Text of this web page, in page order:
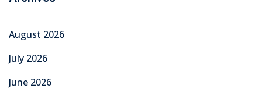
August 2026
July 2026
June 2026